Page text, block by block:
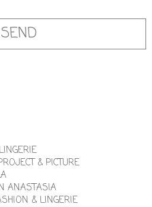
& PICTURE
ANASTASIA
& LINGERIE